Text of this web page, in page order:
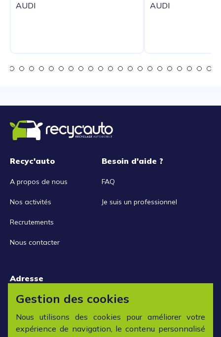
AUDI AUDI
Recyc'auto
A propos de nous
Nos activités
Recrutements
Nous contacter
Besoin d'aide ?
FAQ
Je suis un professionnel
Adresse
15 rue de la Libération
42152 L'horme
Gestion des cookies
Nous utilisons des cookies pour améliorer votre
expérience de navigation, le contenu personnalisé